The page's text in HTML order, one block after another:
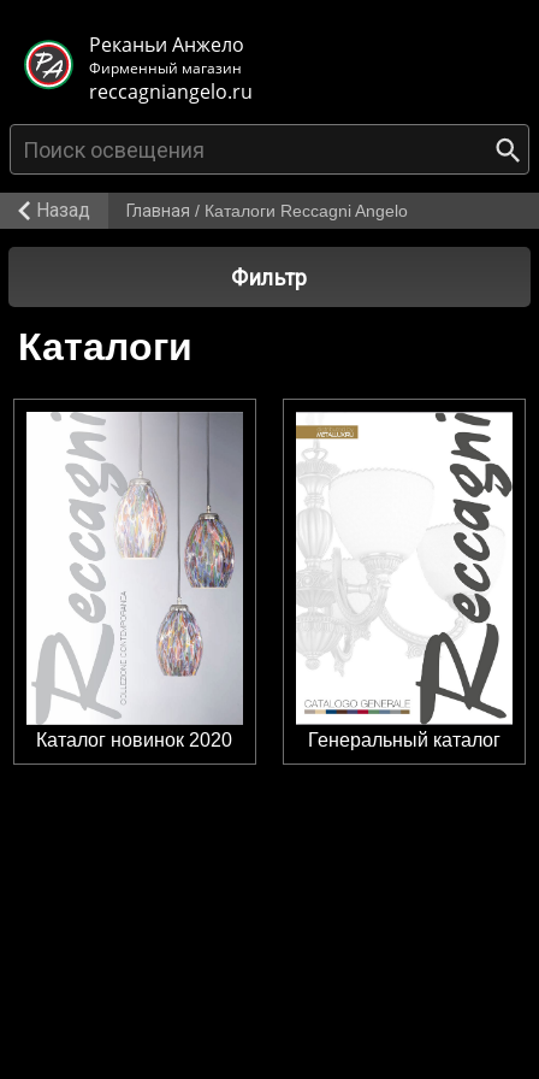
Реканьи Анжело
Фирменный магазин
reccagniangelo.ru
Назад Главная / Каталоги Reccagni Angelo
Фильтр
Каталоги
Каталог новинок 2020 Генеральный каталог